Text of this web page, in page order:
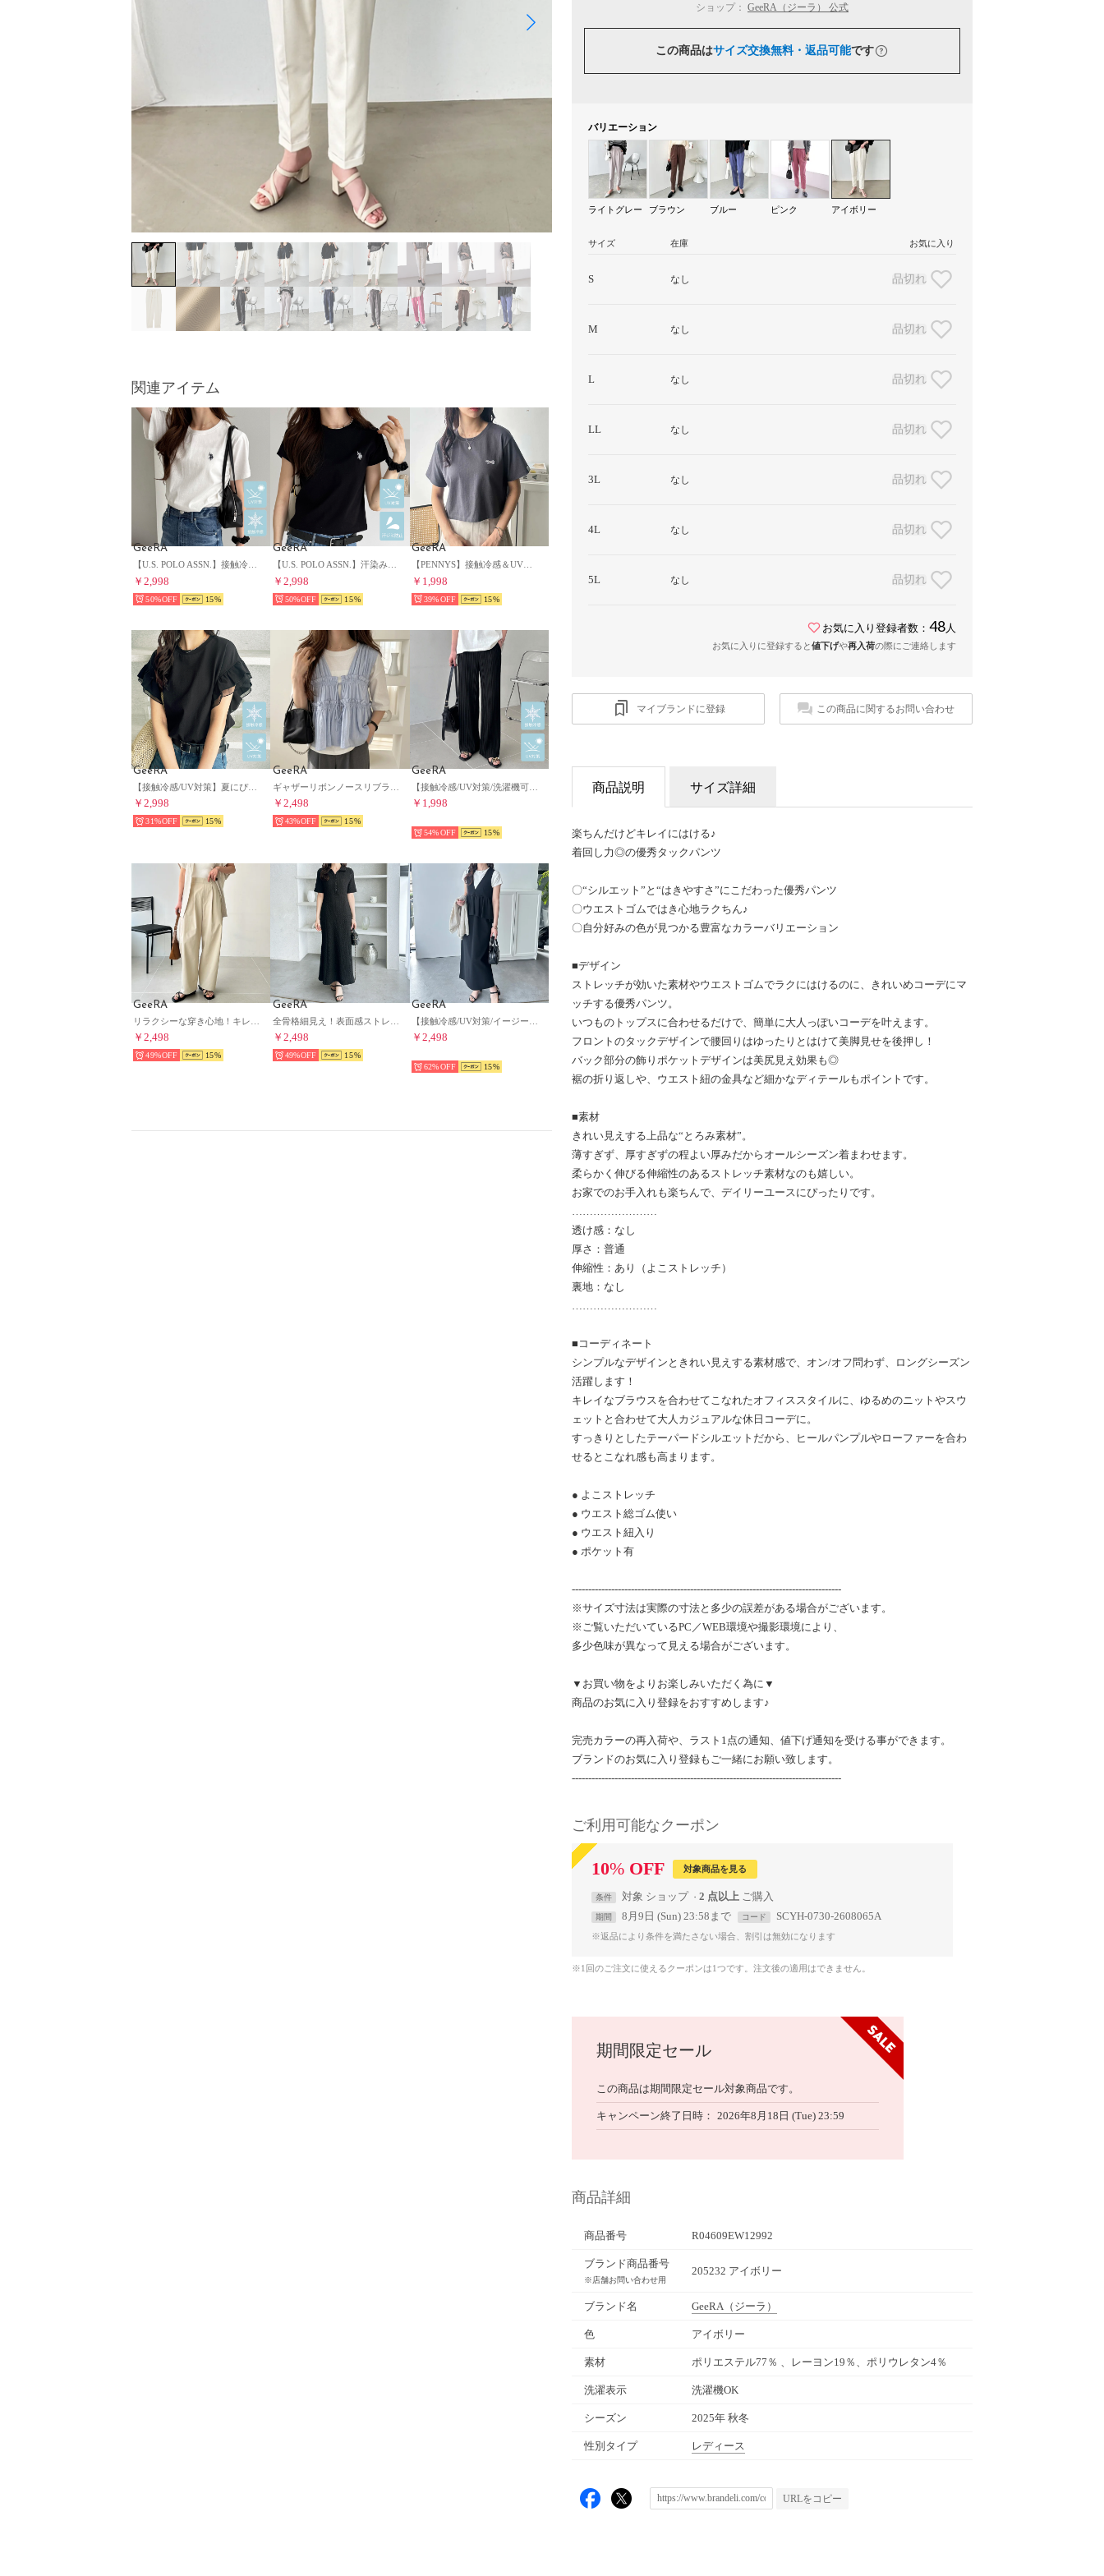
関連アイテム
GeeRA
￥2,998
50% 15
GeeRA
【U.S. POLO ASSN.】汗染み防止・UV対策機能付き！ワンポイント刺繍Tシャツトップス （ブラック）
￥2,998
50% 15
GeeRA
￥1,998
39% 15
GeeRA
【接触冷感/UV対策】夏にぴったり！腕カバー袖フリルカットソートップス （ブラック）
￥2,998
31% 15
GeeRA
￥2,498
43% 15
GeeRA
￥1,998
54% 15
GeeRA
￥2,498
49% 15
GeeRA
￥2,498
49% 15
GeeRA
￥2,498
62% 15
ショップ： GeeRA（ジーラ） 公式
この商品はサイズ交換無料・返品可能です
バリエーション
ライトグレー ブラウン ブルー ピンク アイボリー
サイズ 在庫 お気に入り
S なし 品切れ
M なし 品切れ
L なし 品切れ
LL なし 品切れ
3L なし 品切れ
4L なし 品切れ
5L なし 品切れ
お気に入り登録者数： 48 人
お気に入りに登録すると値下げや再入荷の際にご連絡します
マイブランドに登録 この商品に関するお問い合わせ
商品説明 サイズ詳細
楽ちんだけどキレイにはける♪
着回し力◎の優秀タックパンツ
〇“シルエット”と“はきやすさ”にこだわった優秀パンツ
〇ウエストゴムではき心地ラクちん♪
〇自分好みの色が見つかる豊富なカラーバリエーション
■デザイン
ストレッチが効いた素材やウエストゴムでラクにはけるのに、きれいめコーデにマ
ッチする優秀パンツ。
いつものトップスに合わせるだけで、簡単に大人っぽいコーデを叶えます。
フロントのタックデザインで腰回りはゆったりとはけて美脚見せを後押し！
バック部分の飾りポケットデザインは美尻見え効果も◎
裾の折り返しや、ウエスト紐の金具など細かなディテールもポイントです。
■素材
きれい見えする上品な“とろみ素材”。
薄すぎず、厚すぎずの程よい厚みだからオールシーズン着まわせます。
柔らかく伸びる伸縮性のあるストレッチ素材なのも嬉しい。
お家でのお手入れも楽ちんで、デイリーユースにぴったりです。
透け感：なし
厚さ：普通
伸縮性：あり（よこストレッチ）
裏地：なし
■コーディネート
シンプルなデザインときれい見えする素材感で、オン/オフ問わず、ロングシーズン
活躍します！
キレイなブラウスを合わせてこなれたオフィススタイルに、ゆるめのニットやスウ
ェットと合わせて大人カジュアルな休日コーデに。
すっきりとしたテーパードシルエットだから、ヒールパンプルやローファーを合わ
せるとこなれ感も高まります。
● よこストレッチ
● ウエスト総ゴム使い
● ウエスト紐入り
● ポケット有
----------------------------------------------------------------------------------
※サイズ寸法は実際の寸法と多少の誤差がある場合がございます。
※ご覧いただいているPC／WEB環境や撮影環境により、
多少色味が異なって見える場合がございます。
▼お買い物をよりお楽しみいただく為に▼
商品のお気に入り登録をおすすめします♪
完売カラーの再入荷や、ラスト1点の通知、値下げ通知を受ける事ができます。
ブランドのお気に入り登録もご一緒にお願い致します。
----------------------------------------------------------------------------------
ご利用可能なクーポン
10% OFF 対象商品を見る
条件 対象 ショップ 2 点以上
期間 8月9日 (Sun) 23:58まで コード SCYH-0730-2608065A
※返品により条件を満たさない場合、割引は無効になります
※1回のご注文に使えるクーポンは1つです。注文後の適用はできません。
期間限定セール
この商品は期間限定セール対象商品です。
キャンペーン終了日時 2026年8月18日 (Tue) 23:59
商品詳細
商品番号 R04609EW12992
ブランド商品番号
※店舗お問い合わせ用
205232 アイボリー
ブランド名 GeeRA （ジーラ）
色 アイボリー
素材 ポリエステル77％ 、レーヨン19％、ポリウレタン4％
洗濯表示 洗濯機OK
シーズン 2025年 秋冬
性別タイプ レディース
URLをコピー